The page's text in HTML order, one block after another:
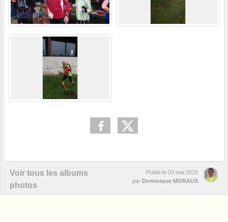
Voir tous les albums
photos
Publié le 03 mai 2015
par Dominique MORAUX